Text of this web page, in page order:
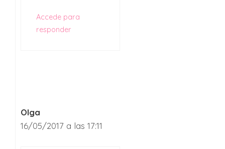
Accede para
responder
Olga
16/05/2017 a las 17:11